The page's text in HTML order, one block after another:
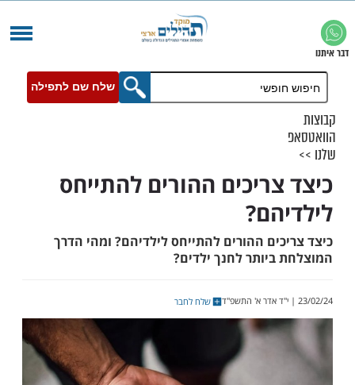
שלח שם לתפילה
ההורים להתייחס
ההורים להתייחס לילדיהם? ומהי הדרך
לחנך ילדים?
שלח לחבר